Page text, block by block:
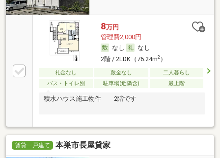
8万円
管理費2,000円
なし
なし
2階 / 2LDK（76.24m2）
礼金なし 敷金なし
二人暮らし
バス・トイレ別
駐車場(近隣含) 最上階
積水ハウス施工物件 2階です
賃貸一戸建て 本巣市長屋貸家